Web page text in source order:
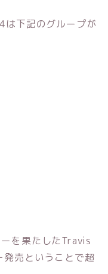
下記のグループが
を果たしたTravis
売ということで超